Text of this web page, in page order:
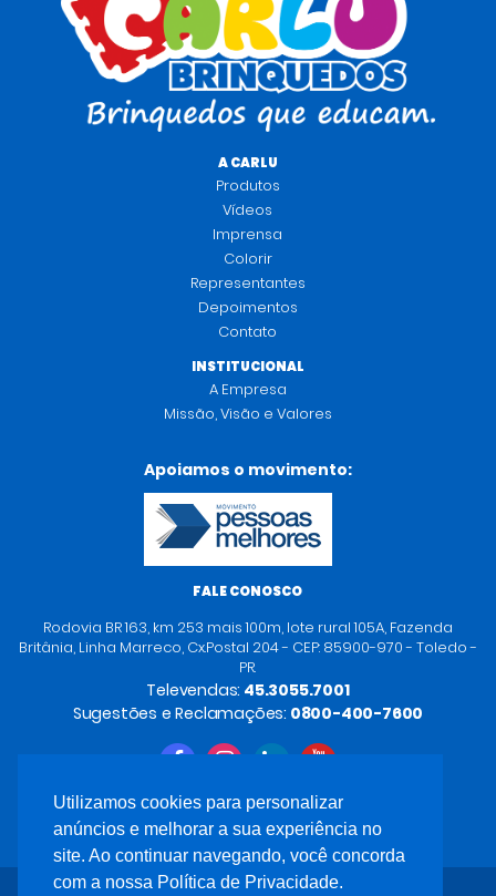
Utilizamos cookies para personalizar
anúncios e melhorar a sua experiência no
site. Ao continuar navegando, você concorda
com a nossa Política de Privacidade.
A CARLU
Produtos
Vídeos
Imprensa
Colorir
Representantes
Depoimentos
Contato
INSTITUCIONAL
A Empresa
Missão, Visão e Valores
Apoiamos o movimento:
FALE CONOSCO
Rodovia BR 163, km 253 mais 100m, lote rural 105A, Fazenda
Britânia, Linha Marreco, Cx.Postal 204 - CEP: 85900-970 - Toledo -
PR.
Televendas: 45.3055.7001
Sugestões e Reclamações: 0800-400-7600